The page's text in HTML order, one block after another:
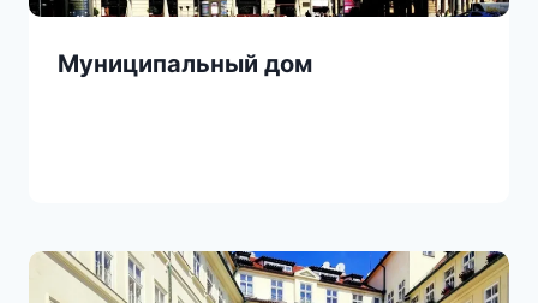
Муниципальный дом